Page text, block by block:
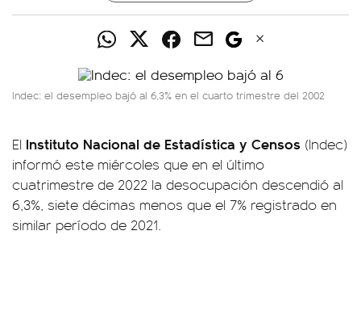
Indec: el desempleo bajó al 6,3% en el cuarto trimestre del 2002
El Instituto Nacional de Estadística y Censos (Indec)
informó este miércoles que en el último
cuatrimestre de 2022 la desocupación descendió al
6,3%, siete décimas menos que el 7% registrado en
similar período de 2021.